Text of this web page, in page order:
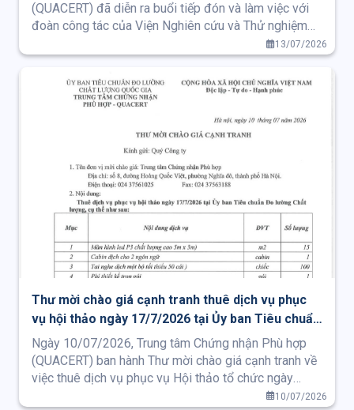
(QUACERT) đã diễn ra buổi tiếp đón và làm việc với
đoàn công tác của Viện Nghiên cứu và Thử nghiệm
Hàn Quốc (KTR) nhằm trao đổi kết quả hợp tác, thảo
luận các định hướng phát triển và tăng cường quan hệ
hợp tác giữa hai bên trong thời gian tới.
13/07/2026
Thư mời chào giá cạnh tranh thuê dịch vụ phục
vụ hội thảo ngày 17/7/2026 tại Ủy ban Tiêu chuẩn
Đo lường Chất lượng Quốc gia
Ngày 10/07/2026, Trung tâm Chứng nhận Phù hợp
(QUACERT) ban hành Thư mời chào giá cạnh tranh về
việc thuê dịch vụ phục vụ Hội thảo tổ chức ngày
17/7/2026 tại Ủy ban Tiêu chuẩn Đo lường Chất10/07/2026